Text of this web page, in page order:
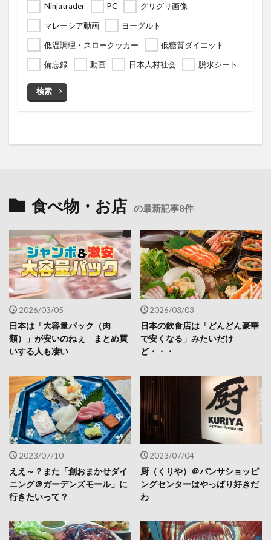
Ninjatrader PC
グリグリ画像
マレーシア動画
ヨーグルト
低温調理・スロークッカー
低糖質ダイエット
備忘録
動画 日本人村社会 脱水シート
検索
食べ物・お店 の最新記事8件
2026/03/05
日本は「大容量パック（肉
類）」が安いのねぇ まとめ買
いする人も凄い
2026/03/03
日本の飲食店は「どんどん豪華
で安くなる」みたいだけ
ど・・・
2023/07/10
ええ～？また「創おまかせダイ
ニング＠ガーデンズモール」に
行きたいって？
2023/07/04
厨（くりや）＠バンサショッピ
ングセンターはやっぱり好きだ
わ